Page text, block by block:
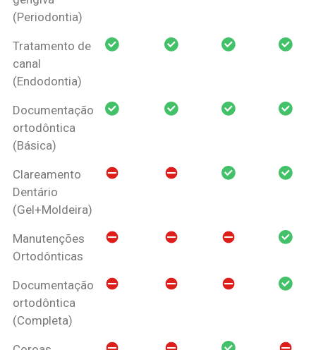
(Periodontia)
Tratamento de
canal
(Endodontia)
Documentação
ortodôntica
(Básica)
Clareamento
Dentário
(Gel+Moldeira)
Manutenções
Ortodônticas
Documentação
ortodôntica
(Completa)